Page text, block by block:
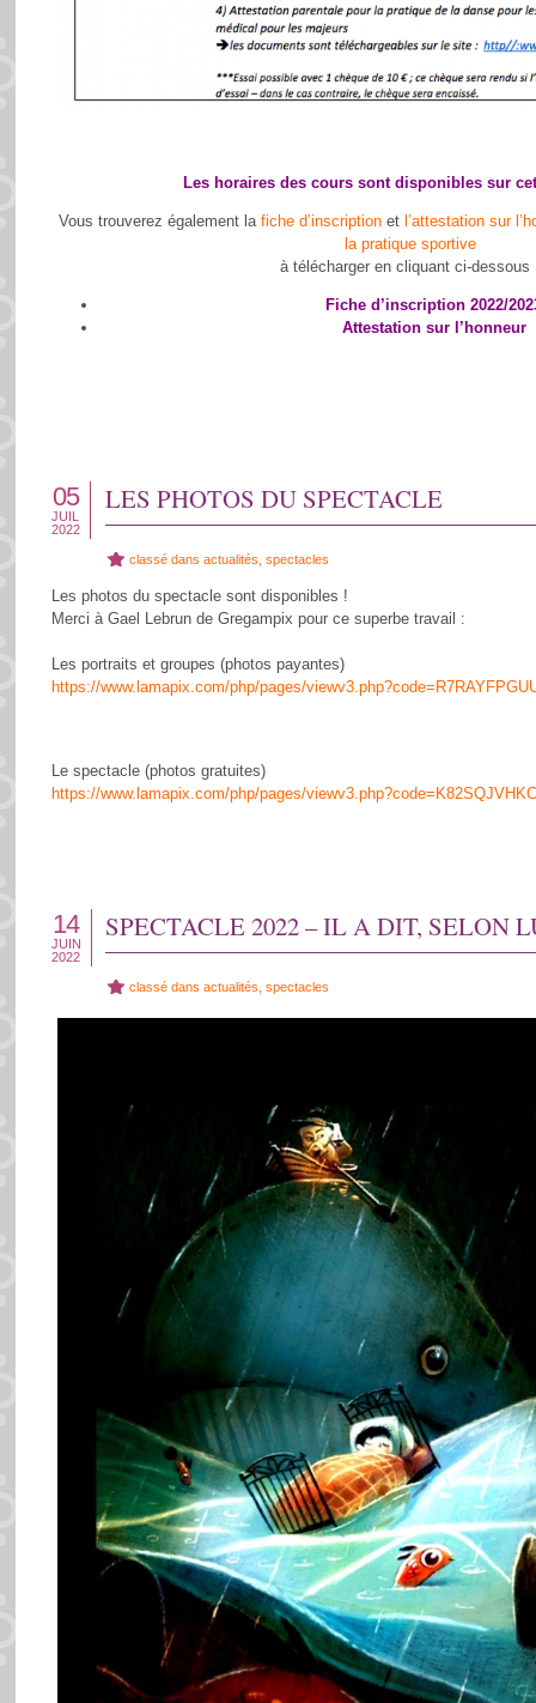
Les horaires des cours sont disponibles sur
Vous trouverez également la fiche d’inscription et l’attestation sur
la pratique sportive
à télécharger en cliquant ci-dessous
Fiche d’inscription 2022/
Attestation sur l’honneur
LES PHOTOS DU SPECTACLE
05
JUIL
2022
classé dans actualités spectacles
Les photos du spectacle sont disponibles !
Merci à Gael Lebrun de Gregampix pour ce superbe travail :
Les portraits et groupes (photos payantes)
https://www.lamapix.com/php/pages/
Le spectacle (photos gratuites)
https://www.lamapix.com/php/pages/viewv3.php?code=K82SQJVHKC
SPECTACLE 2022 – IL A DIT, SELON
14
JUIN
2022
classé dans actualités spectacles